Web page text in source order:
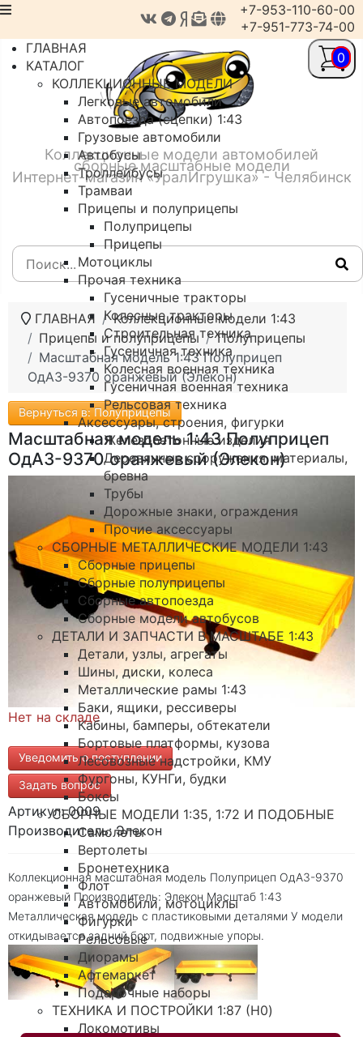
Коллекционные модели автомобилей
сборные масштабные модели
Интернет-магазин «УралИгрушка» - Челябинск
+7-953-110-60-00
+7-951-773-74-00
ГЛАВНАЯ
КАТАЛОГ
КОЛЛЕКЦИОННЫЕ МОДЕЛИ
Легковые автомобили
Автопоезда (сцепки) 1:43
Грузовые автомобили
Автобусы
Троллейбусы
Трамваи
Прицепы и полуприцепы
Полуприцепы
Прицепы
Мотоциклы
Прочая техника
Гусеничные тракторы
Колесные тракторы
Строительная техника
Гусеничная техника
Колесная военная техника
Гусеничная военная техника
Рельсовая техника
Аксессуары, строения, фигурки
Железобетонные изделия
Деревянные сооружения, материалы,
бревна
Трубы
Дорожные знаки, ограждения
Прочие аксессуары
СБОРНЫЕ МЕТАЛЛИЧЕСКИЕ МОДЕЛИ 1:43
Сборные прицепы
Сборные полуприцепы
Сборные автопоезда
Сборные модели автобусов
ДЕТАЛИ И ЗАПЧАСТИ В МАСШТАБЕ 1:43
Детали, узлы, агрегаты
Шины, диски, колеса
Металлические рамы 1:43
Баки, ящики, рессиверы
Кабины, бамперы, обтекатели
Бортовые платформы, кузова
Лесовозные надстройки, КМУ
Фургоны, КУНГи, будки
Боксы
СБОРНЫЕ МОДЕЛИ 1:35, 1:72 И ПОДОБНЫЕ
Самолеты
Вертолеты
Бронетехника
Флот
Автомобили, мотоциклы
Фигурки
Рельсовые
Диорамы
Афтемаркет
Подарочные наборы
ТЕХНИКА И ПОСТРОЙКИ 1:87 (H0)
Локомотивы
ГЛАВНАЯ
Коллекционные модели 1:43
Прицепы и полуприцепы
Полуприцепы
Масштабная модель 1:43 Полуприцеп
ОдАЗ-9370 оранжевый (Элекон)
Вернуться в: Полуприцепы
Масштабная модель 1:43 Полуприцеп
ОдАЗ-9370 оранжевый (Элекон)
Нет на складе
Уведомить о поступлении
Задать вопрос
Артикул: 0009
Производитель: Элекон
Коллекционная масштабная модель Полуприцеп ОдАЗ-9370
оранжевый Производитель: Элекон Масштаб 1:43
Металлическая модель с пластиковыми деталями У модели
откидывается задний борт, подвижные упоры.
0